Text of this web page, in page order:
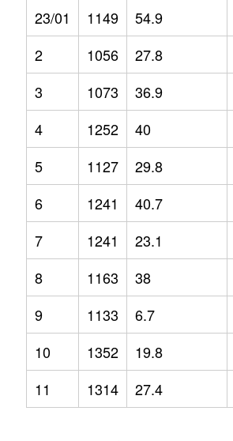
23/01
1149 54.9
2
1056 27.8
3
1073 36.9
4
1252 40
5
1127 29.8
6
1241 40.7
7
1241 23.1
8
1163 38
9
1133 6.7
10
1352 19.8
11
1314 27.4